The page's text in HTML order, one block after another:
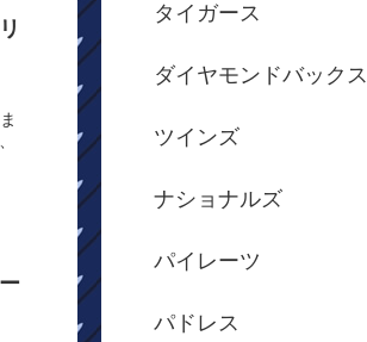
タイガース
ダイヤモンドバックス
ツインズ
ナショナルズ
パイレーツ
パドレス